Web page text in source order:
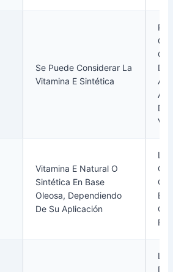
Se Puede Considerar La
Vitamina E Sintética
Vitamina E Natural O
Sintética En Base
Oleosa, Dependiendo
De Su Aplicación
La
El
La